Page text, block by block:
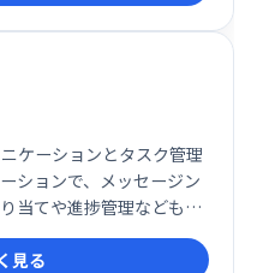
ケーションとタスク管理
ションで、メッセージン
当てや進捗管理なども一
見る